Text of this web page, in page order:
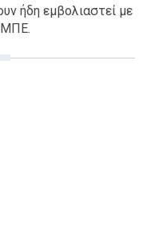
ήδη εμβολιαστεί με
ΜΠΕ.